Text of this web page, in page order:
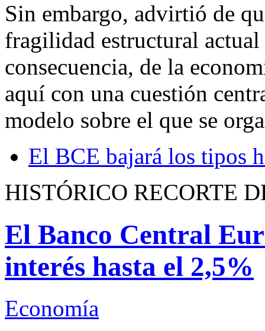
Sin embargo, advirtió de
fragilidad estructural
consecuencia, de la
aquí con una cuestión
modelo sobre el que se
El BCE bajará los tipos
HISTÓRICO RECORTE
El Banco Central
interés hasta el 2,5%
Economía